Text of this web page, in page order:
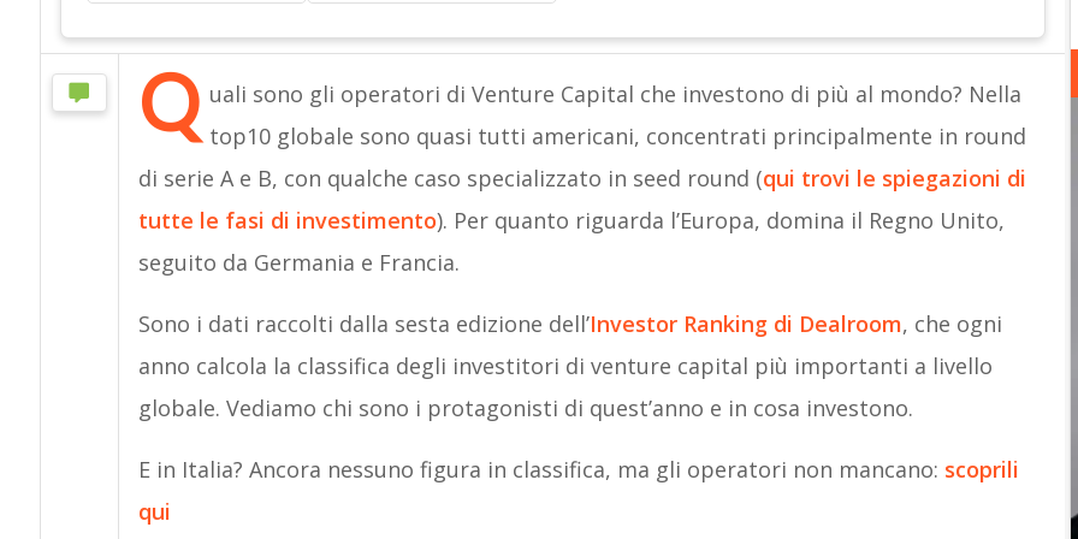
Q uali sono gli operatori di Venture Capital che investono di più al mondo? Nella
top10 globale sono quasi tutti americani, concentrati principalmente in round
di serie A e B, con qualche caso specializzato in seed round (qui trovi le spiegazioni di
tutte le fasi di investimento). Per quanto riguarda l’Europa, domina il Regno Unito,
seguito da Germania e Francia.
Sono i dati raccolti dalla sesta edizione dell’Investor Ranking di Dealroom, che ogni
anno calcola la classifica degli investitori di venture capital più importanti a livello
globale. Vediamo chi sono i protagonisti di quest’anno e in cosa investono.
E in Italia? Ancora nessuno figura in classifica, ma gli operatori non mancano: scoprili
qui